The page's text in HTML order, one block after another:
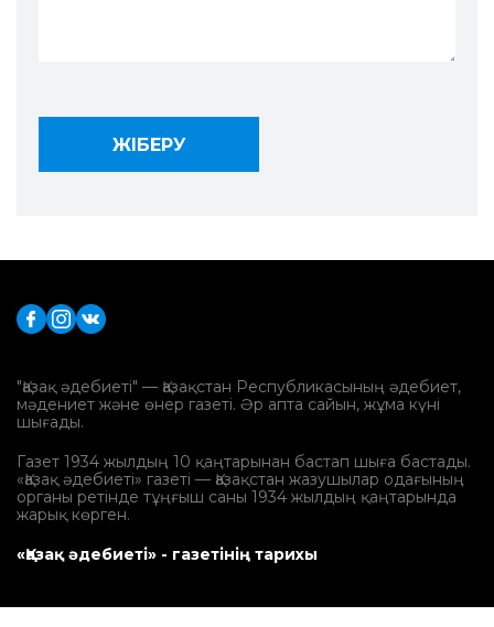
"Қазақ әдебиеті" — Қазақстан Республикасының әдебиет,
мәдениет және өнер газеті. Әр апта сайын, жұма күні
шығады.
Газет 1934 жылдың 10 қаңтарынан бастап шыға бастады.
«Қазақ әдебиеті» газеті — Қазақстан жазушылар одағының
органы ретінде тұңғыш саны 1934 жылдың қаңтарында
жарық көрген.
«Қазақ әдебиеті» - газетінің тарихы